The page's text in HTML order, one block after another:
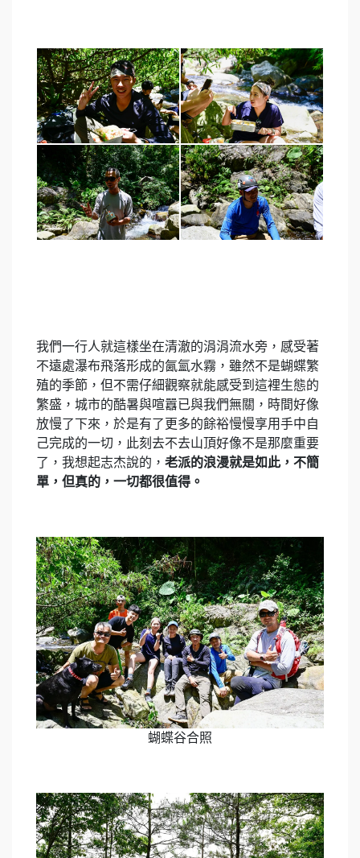
我們一行人就這樣坐在清澈的涓涓流水旁，感受著
不遠處瀑布飛落形成的氤氳水霧，雖然不是蝴蝶繁
殖的季節，但不需仔細觀察就能感受到這裡生態的
繁盛，城市的酷暑與喧囂已與我們無關，時間好像
放慢了下來，於是有了更多的餘裕慢慢享用手中自
己完成的一切，此刻去不去山頂好像不是那麼重要
了，我想起志杰說的， 老派的浪漫就是如此，不簡
單，但真的，一切都很值得。
蝴蝶谷合照